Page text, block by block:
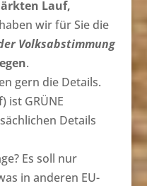
Lauf,
haben wir für Sie die
Volksabstimmung
.
gern die Details.
ist GRÜNE
Details
Es soll nur
in anderen EU-